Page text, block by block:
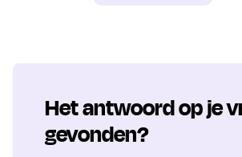
Het antwoord op je
gevonden?